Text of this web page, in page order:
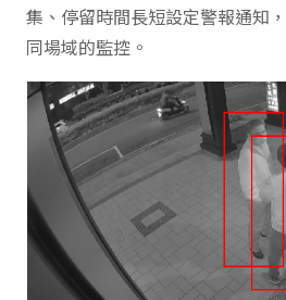
集、停留時間長短設定警報通知
同場域的監控。